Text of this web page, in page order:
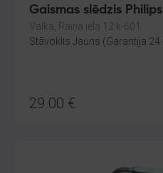
Gaismas slēdzis Philips
Valka, Raiņa iela 12 k-601
Stāvoklis Jauns (Garantija 24
29.00 €